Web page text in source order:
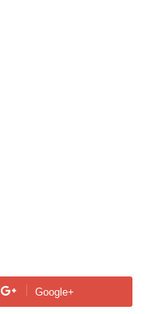
Google+